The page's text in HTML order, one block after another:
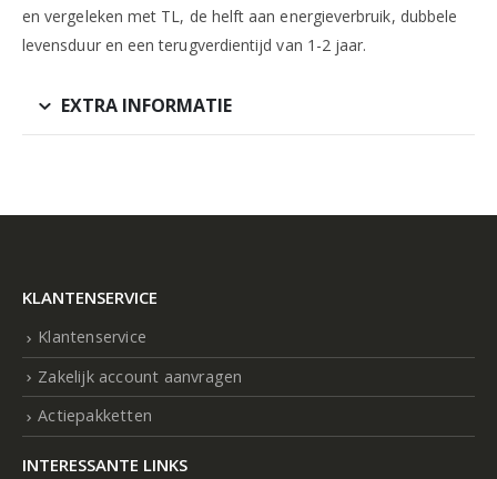
en vergeleken met TL, de helft aan energieverbruik, dubbele
levensduur en een terugverdientijd van 1-2 jaar.
EXTRA INFORMATIE
KLANTENSERVICE
Klantenservice
Zakelijk account aanvragen
Actiepakketten
INTERESSANTE LINKS